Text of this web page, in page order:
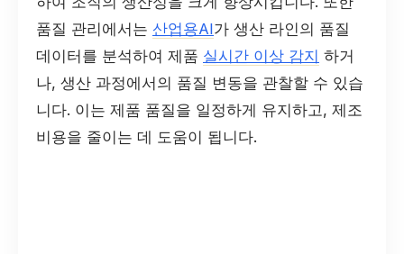
품질 관리에서는 산업용AI가 생산 라인의 품질
데이터를 분석하여 제품 실시간 이상 감지 하거
나, 생산 과정에서의 품질 변동을 관찰할 수 있습
니다. 이는 제품 품질을 일정하게 유지하고, 제조
비용을 줄이는 데 도움이 됩니다.